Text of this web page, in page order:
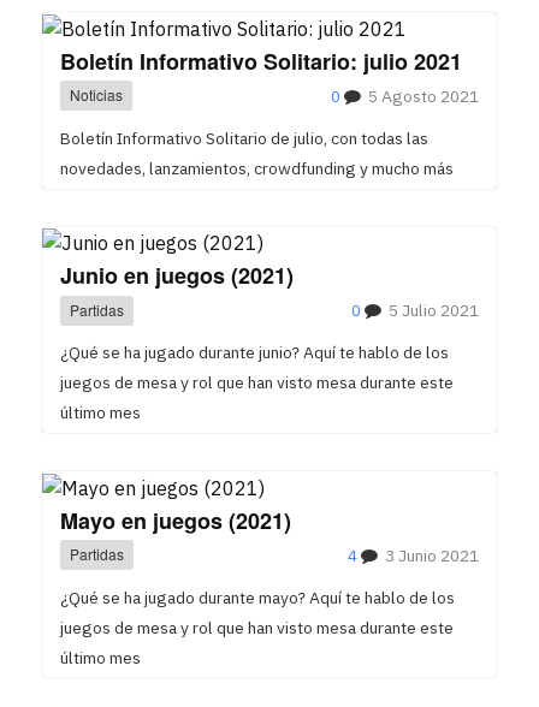
Boletín Informativo Solitario: julio 2021
Noticias 5 Agosto 2021
0
Boletín Informativo Solitario de julio, con todas las
novedades, lanzamientos, crowdfunding y mucho más
Junio en juegos (2021)
Partidas 5 Julio 2021
0
¿Qué se ha jugado durante junio? Aquí te hablo de los
juegos de mesa y rol que han visto mesa durante este
último mes
Mayo en juegos (2021)
Partidas 3 Junio 2021
4
¿Qué se ha jugado durante mayo? Aquí te hablo de los
juegos de mesa y rol que han visto mesa durante este
último mes